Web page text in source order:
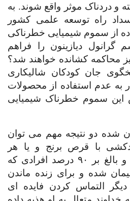
و دردناک موثر واقع شوند. به
راه توسعه علمی کشور
از سموم شیمیایی خطرناکی
دیازینون را فراهم
محاکمه کشانده خواهند شد؟
جان کودکان شالیکاری
به عدم استفاده از محصولات
این سموم خطرناک شیمیایی
شده دو نتیجه مهم می توان
با قرص برنج و یا هر
بالغ بر ۹۰ درصد افرادی که
شده و برای زنده ماندن
التماس کردن فایده ای